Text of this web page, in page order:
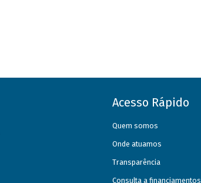
Acesso Rápido
Quem somos
Onde atuamos
Transparência
Consulta a financiamentos